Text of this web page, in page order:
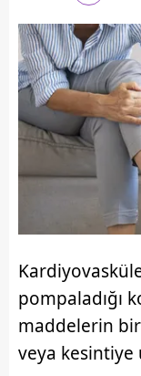
pompaladığı
maddelerin
veya kesintiye